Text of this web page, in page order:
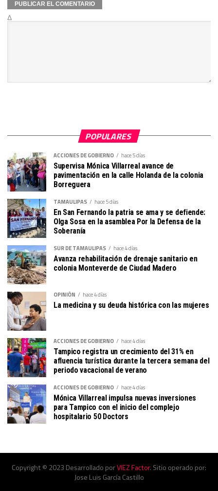
Δ
POPULARES
ACCIONES DE GOBIERNO hace 5 días
Supervisa Mónica Villarreal avance de
pavimentación en la calle Holanda de la colonia
Borreguera
TAMAULIPAS hace 5 días
En San Fernando la patria se ama y se defiende:
Olga Sosa en la asamblea Por la Defensa de la
Soberanía
SUR DE TAMAULIPAS hace 4 días
Avanza rehabilitación de drenaje sanitario en
colonia Monteverde de Ciudad Madero
OPINIÓN hace 4 días
La medicina y su deuda histórica con las mujeres
ACCIONES DE GOBIERNO hace 4 días
Tampico registra un crecimiento del 31% en
afluencia turística durante la tercera semana del
periodo vacacional de verano
ACCIONES DE GOBIERNO hace 4 días
Mónica Villarreal impulsa nuevas inversiones
para Tampico con el inicio del complejo
hospitalario 50 Doctors
Copyright © 2023 Desarrollado porVIEZ Factor. Sitio operado por:
Jose Luis García Castillo